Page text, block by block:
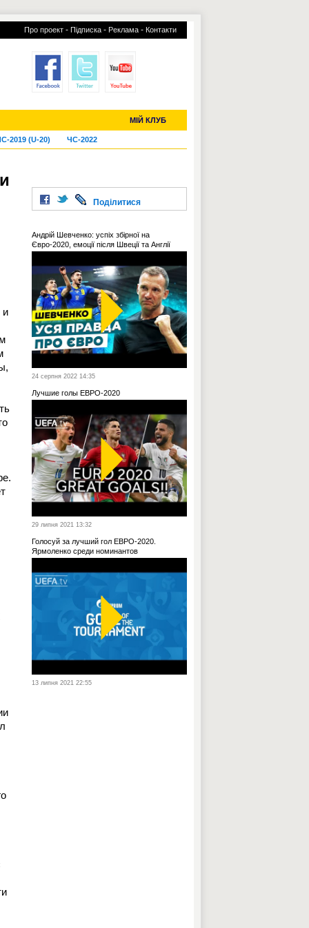
Про проект - Підписка - Реклама - Контакти
МІЙ КЛУБ
2019 (U-20) ЧС-2022
УСІ ТРАНСФЕРИ
и
Поділитися
Андрій Шевченко: успіх збірної на
Євро-2020, емоції після Швеції та Англії
24 серпня 2022 14:35
Лучшие голы ЕВРО-2020
29 липня 2021 13:32
Голосуй за лучший гол ЕВРО-2020.
Ярмоленко среди номинантов
13 липня 2021 22:55